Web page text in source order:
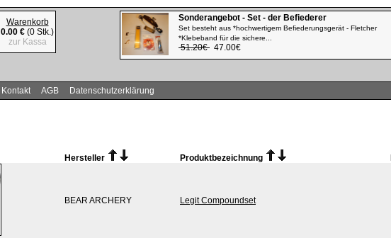
Warenkorb
0.00 € (0 Stk.)
zur Kassa
Sonderangebot - Set - der Befiederer
Set besteht aus *hochwertigem Befiederungsgerät - Fletcher
*Klebeband für die sichere...
51.20€ 47.00€
Kontakt AGB Datenschutzerklärung
Hersteller Produktbezeichnung
BEAR ARCHERY Legit Compoundset